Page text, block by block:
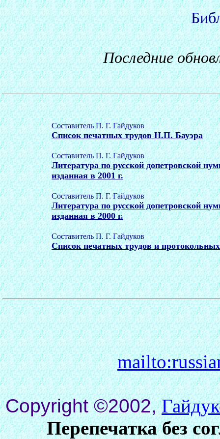
Последние
Составитель П. Г. Гайдуков
Список печатных трудов Н.П. Бауэра
Составитель П. Г. Гайдуков
Литература по русской допетровской
изданная в 2001 г.
Составитель П. Г. Гайдуков
Литература по русской допетровской
изданная в 2000 г.
Составитель П. Г. Гайдуков
Список печатных трудов и
Copyright ©2002,
Перепечатка без